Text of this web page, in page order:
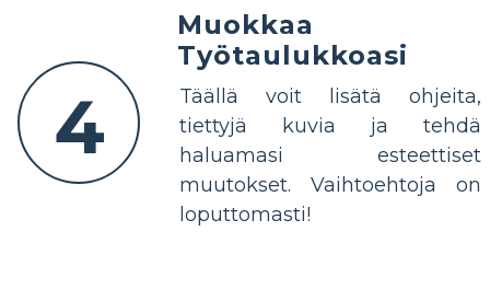
4
Muokkaa
Työtaulukkoasi
Täällä voit lisätä ohjeita,
tiettyjä kuvia ja tehdä
haluamasi esteettiset
muutokset. Vaihtoehtoja on
loputtomasti!